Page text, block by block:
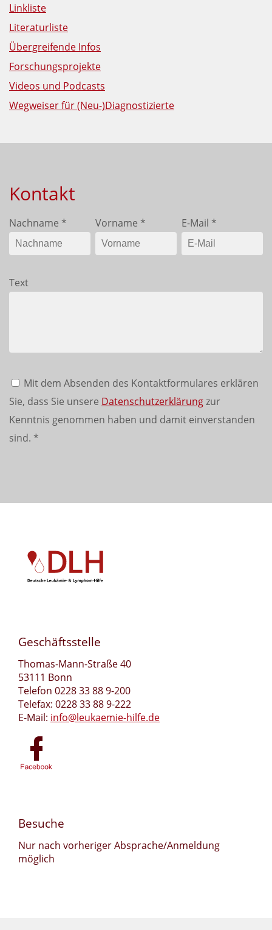
Linkliste
Literaturliste
Übergreifende Infos
Forschungsprojekte
Videos und Podcasts
Wegweiser für (Neu-)Diagnostizierte
Kontakt
Nachname * Vorname * E-Mail *
Text
Mit dem Absenden des Kontaktformulares erklären
Sie, dass Sie unsere Datenschutzerklärungzur
Kenntnis genommen haben und damit einverstanden
sind. *
Geschäftsstelle
Thomas-Mann-Straße 40
53111 Bonn
Telefon 0228 33 88 9-200
Telefax: 0228 33 88 9-222
E-Mail: info@leukaemie-hilfe.de
Besuche
Nur nach vorheriger Absprache/Anmeldung
möglich